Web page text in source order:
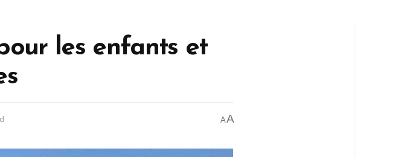
les enfants et
AA